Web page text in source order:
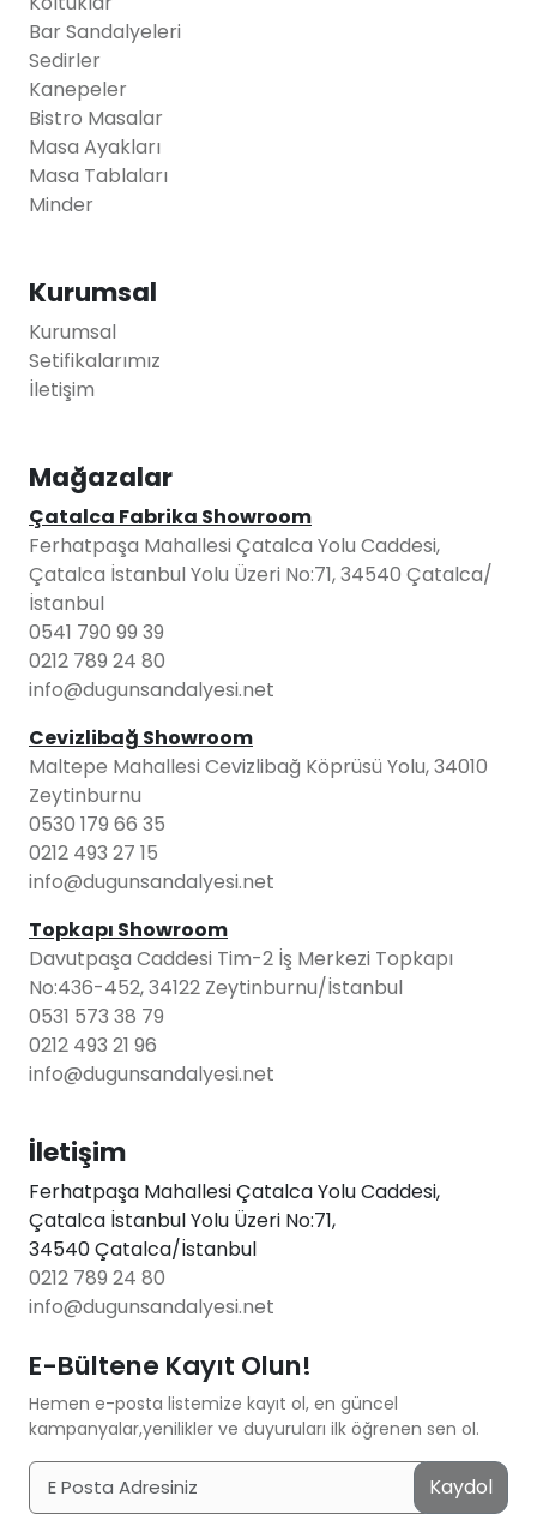
Bar Sandalyeleri
Sedirler
Kanepeler
Bistro Masalar
Masa Ayakları
Masa Tablaları
Minder
Kurumsal
Kurumsal
Setifikalarımız
İletişim
Mağazalar
Çatalca Fabrika Showroom
Ferhatpaşa Mahallesi Çatalca Yolu Caddesi,
Çatalca İstanbul Yolu Üzeri No:71, 34540 Çatalca/
İstanbul
0541 790 99 39
0212 789 24 80
info@dugunsandalyesi.net
Cevizlibağ Showroom
Maltepe Mahallesi Cevizlibağ Köprüsü Yolu, 34010
Zeytinburnu
0530 179 66 35
0212 493 27 15
info@dugunsandalyesi.net
Topkapı Showroom
Davutpaşa Caddesi Tim-2 İş Merkezi Topkapı
No:436-452, 34122 Zeytinburnu/İstanbul
0531 573 38 79
0212 493 21 96
info@dugunsandalyesi.net
İletişim
Ferhatpaşa Mahallesi Çatalca Yolu Caddesi,
Çatalca İstanbul Yolu Üzeri No:71,
34540 Çatalca/İstanbul
0212 789 24 80
info@dugunsandalyesi.net
E-Bültene Kayıt Olun!
Hemen e-posta listemize kayıt ol, en güncel
kampanyalar,yenilikler ve duyuruları ilk öğrenen sen ol.
Kaydol